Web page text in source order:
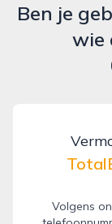
Ben je
wie
Volgens